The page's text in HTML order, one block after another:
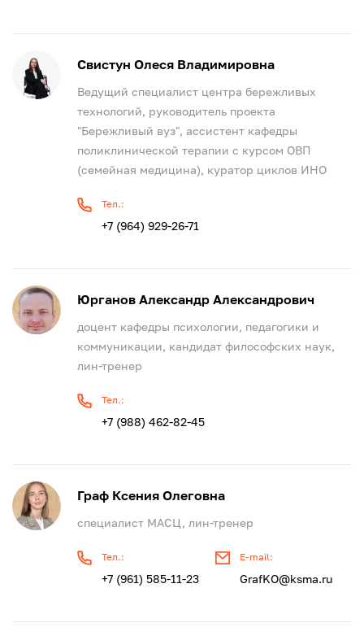
Свистун Олеся Владимировна
Ведущий специалист центра бережливых
технологий, руководитель проекта
"Бережливый вуз", ассистент кафедры
поликлинической терапии с курсом ОВП
(семейная медицина), куратор циклов ИНО
Тел.:
+7 (964) 929-26-71
Юрганов Александр Александрович
доцент кафедры психологии, педагогики и
коммуникации, кандидат философских наук,
лин-тренер
Тел.:
+7 (988) 462-82-45
Граф Ксения Олеговна
специалист МАСЦ, лин-тренер
Тел.:
+7 (961) 585-11-23
E-mail:
GrafKO@ksma.ru